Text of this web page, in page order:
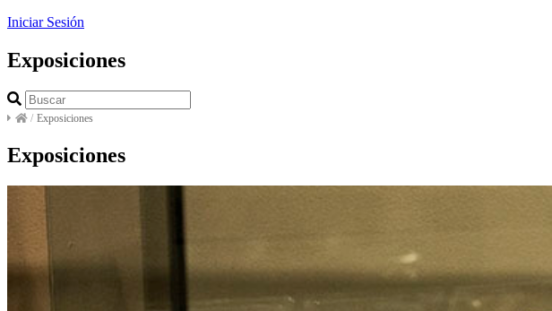
Iniciar Sesión
Exposiciones
/ Exposiciones
Exposiciones